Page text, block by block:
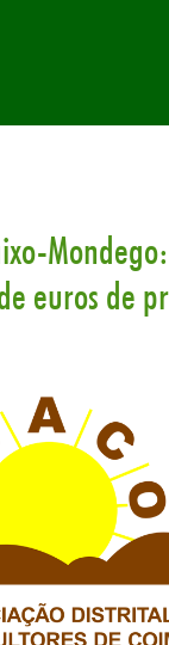
euros de